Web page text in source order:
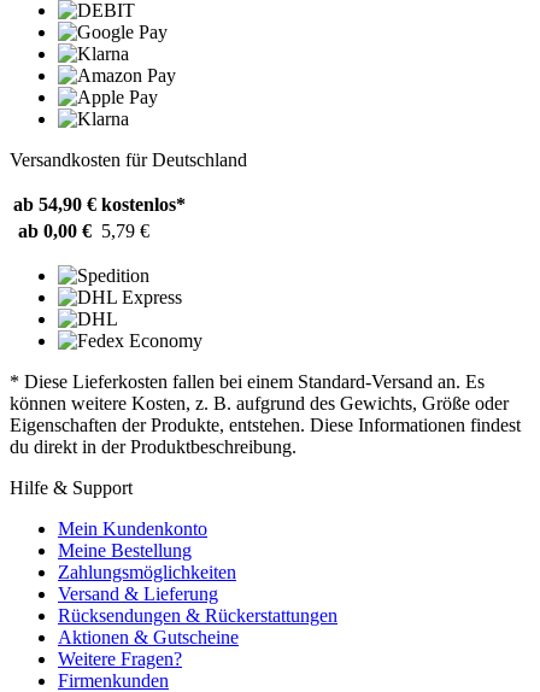
Versandkosten für Deutschland
ab 54,90 € kostenlos*
ab 0,00 € 5,79 €
* Diese Lieferkosten fallen bei einem Standard-Versand an. Es
können weitere Kosten, z. B. aufgrund des Gewichts, Größe oder
Eigenschaften der Produkte, entstehen. Diese Informationen findest
du direkt in der Produktbeschreibung.
Hilfe & Support
Mein Kundenkonto
Meine Bestellung
Zahlungsmöglichkeiten
Versand & Lieferung
Rücksendungen & Rückerstattungen
Aktionen & Gutscheine
Weitere Fragen?
Firmenkunden